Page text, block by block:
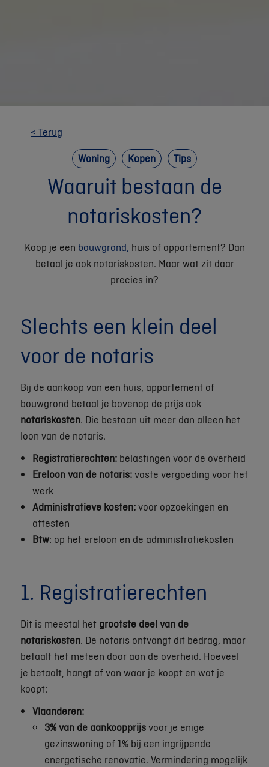
< Terug
Woning
Kopen Tips
Waaruit bestaan de
notariskosten?
Koop je een bouwgrond, huis of appartement? Dan
betaal je ook notariskosten. Maar wat zit daar
precies in?
Slechts een klein deel
voor de notaris
Bij de aankoop van een huis, appartement of
bouwgrond betaal je bovenop de prijs ook
notariskosten. Die bestaan uit meer dan alleen het
loon van de notaris.
Registratierechten: belastingen voor de overheid
Ereloon van de notaris:vaste vergoeding voor het
werk
Administratieve kosten:voor opzoekingen en
attesten
Btw: op het ereloon en de administratiekosten
1. Registratierechten
Dit is meestal het grootste deel van de
notariskosten. De notaris ontvangt dit bedrag, maar
betaalt het meteen door aan de overheid. Hoeveel
je betaalt, hangt af van waar je koopt en wat je
koopt:
Vlaanderen:
3% van de aankoopprijsvoor je enige
gezinswoning of 1% bij een ingrijpende
energetische renovatie. Vermindering mogelijk